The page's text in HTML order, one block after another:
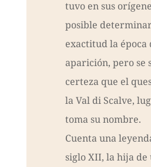
tuvo en sus
posible
exactitud la época
aparición, pero se
certeza que el
la Val di Scalve,
toma su nombre.
Cuenta una
siglo XII, la hija de